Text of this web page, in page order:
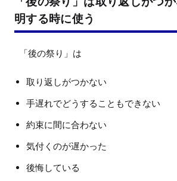
明する時に使う
取り返しがつかない
手遅れでどうすることもできない
約束に間に合わない
気付くのが遅かった
後悔している